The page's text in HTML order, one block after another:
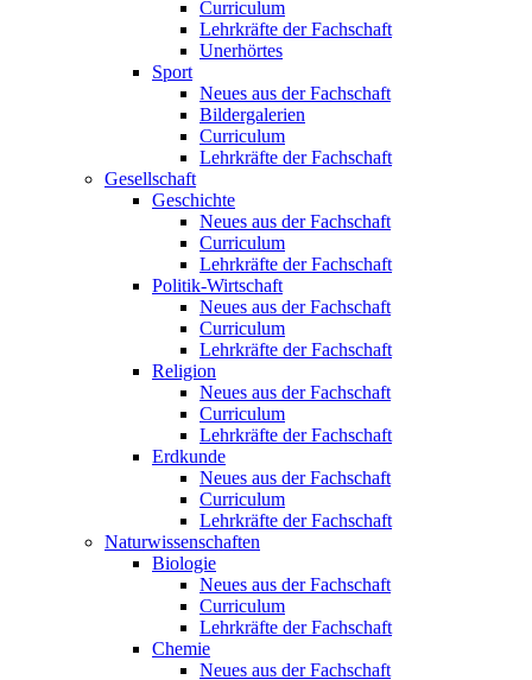
Curriculum
Lehrkräfte der Fachschaft
Unerhörtes
Sport
Neues aus der Fachschaft
Bildergalerien
Curriculum
Lehrkräfte der Fachschaft
Gesellschaft
Geschichte
Neues aus der Fachschaft
Curriculum
Lehrkräfte der Fachschaft
Politik-Wirtschaft
Neues aus der Fachschaft
Curriculum
Lehrkräfte der Fachschaft
Religion
Neues aus der Fachschaft
Curriculum
Lehrkräfte der Fachschaft
Erdkunde
Neues aus der Fachschaft
Curriculum
Lehrkräfte der Fachschaft
Naturwissenschaften
Biologie
Neues aus der Fachschaft
Curriculum
Lehrkräfte der Fachschaft
Chemie
Neues aus der Fachschaft